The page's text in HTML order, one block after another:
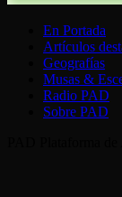
En Portada
Artículos
Geografías
Musas &
Radio PAD
Sobre PAD